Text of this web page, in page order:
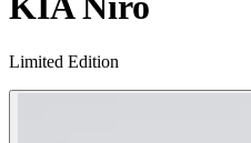
Limited Edition